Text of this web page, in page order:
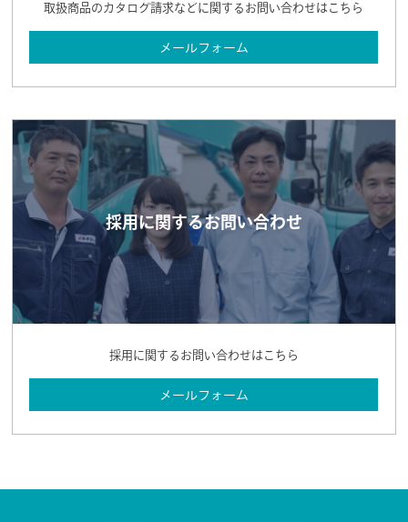
取扱商品のカタログ請求などに関するお問い合わせはこちら
メールフォーム
採用に関するお問い合わせ
採用に関するお問い合わせはこちら
メールフォーム